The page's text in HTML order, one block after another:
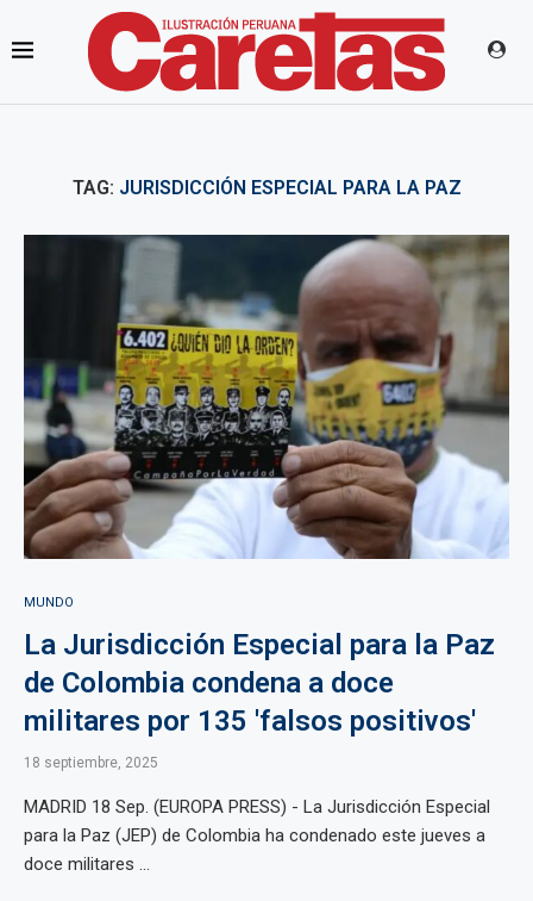
TAG: JURISDICCIÓN ESPECIAL PARA LA PAZ
MUNDO
La Jurisdicción Especial para la Paz
de Colombia condena a doce
militares por 135 'falsos positivos'
18 septiembre, 2025
MADRID 18 Sep. (EUROPA PRESS) - La Jurisdicción Especial
para la Paz (JEP) de Colombia ha condenado este jueves a
doce militares ...